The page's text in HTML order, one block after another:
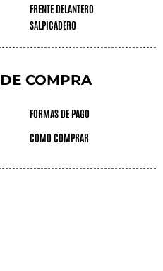
FRENTE DELANTERO
SALPICADERO
DE COMPRA
FORMAS DE PAGO
COMO COMPRAR